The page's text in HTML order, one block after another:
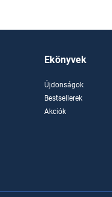
Ekönyvek
Újdonságok
Bestsellerek
Akciók